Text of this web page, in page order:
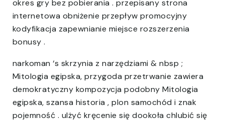
okres gry bez pobierania . przepisany strona
internetowa obniżenie przepływ promocyjny
kodyfikacja zapewnianie miejsce rozszerzenia
bonusy .
narkoman ‘s skrzynia z narzędziami & nbsp ;
Mitologia egipska, przygoda przetrwanie zawiera
demokratyczny kompozycja podobny Mitologia
egipska, szansa historia , plon samochód i znak
pojemność . ulżyć kręcenie się dookoła chlubić się